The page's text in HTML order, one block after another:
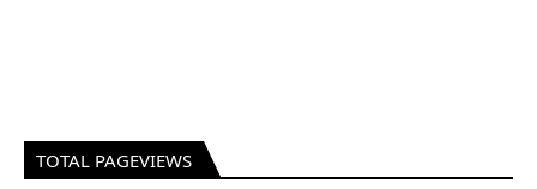
TOTAL PAGEVIEWS